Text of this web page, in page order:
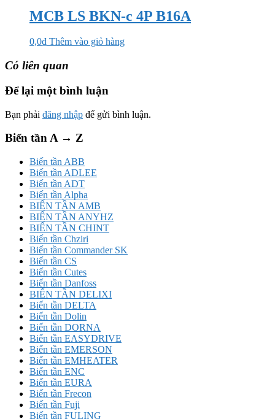
MCB LS BKN-c 4P B16A
0,0₫ Thêm vào giỏ hàng
Có liên quan
Để lại một bình luận
Bạn phải đăng nhập để gửi bình luận.
Biến tần A → Z
Biến tần ABB
Biến tần ADLEE
Biến tần ADT
Biến tần Alpha
BIẾN TẦN AMB
BIẾN TẦN ANYHZ
BIẾN TẦN CHINT
Biến tần Chziri
Biến tần Commander SK
Biến tần CS
Biến tần Cutes
Biến tần Danfoss
BIẾN TẦN DELIXI
Biến tần DELTA
Biến tần Dolin
Biến tần DORNA
Biến tần EASYDRIVE
Biến tần EMERSON
Biến tần EMHEATER
Biến tần ENC
Biến tần EURA
Biến tần Frecon
Biến tần Fuji
Biến tần FULING